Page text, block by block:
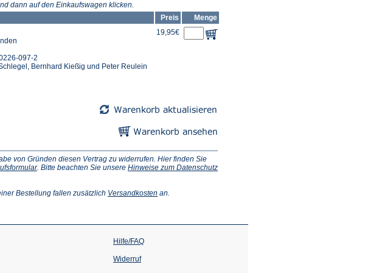
dann auf den Einkaufswagen klicken.
Preis
Menge
097-2
Bernhard Kießig und Peter Reulein
19,95€
von Gründen diesen Vertrag zu widerrufen. Hier finden Sie
(Öffnet
neuen
. Bitte beachten Sie unsere Hinweise zum Datenschutz
Bestellung fallen zusätzlich Versandkosten (Öffnet
Tab)
an.
Hilfe/FAQ
Widerruf